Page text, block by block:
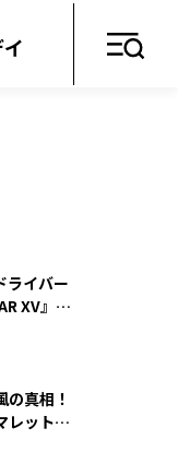
ライバー
XV』を
真相！
レットが